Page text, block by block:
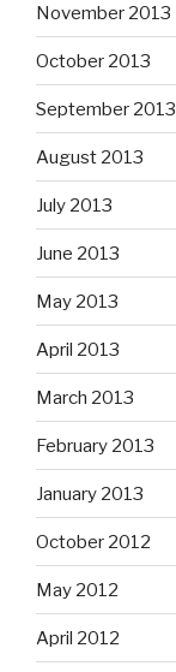
November 2013
October 2013
September 2013
August 2013
July 2013
June 2013
May 2013
April 2013
March 2013
February 2013
January 2013
October 2012
May 2012
April 2012